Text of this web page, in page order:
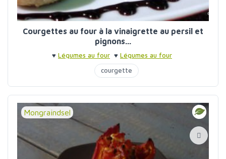
Courgettes au four à la vinaigrette au persil et
pignons...
♥ Légumes au four ♥ Légumes au four
courgette
Mongraindsel